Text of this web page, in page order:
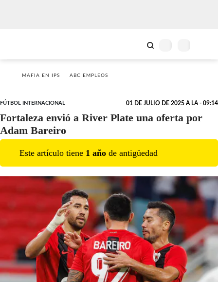
MAFIA EN IPS ABC EMPLEOS
FÚTBOL INTERNACIONAL 01 DE JULIO DE 2025 A LA - 09:14
Fortaleza envió a River Plate una oferta por
Adam Bareiro
Este artículo tiene 1 año de antigüedad